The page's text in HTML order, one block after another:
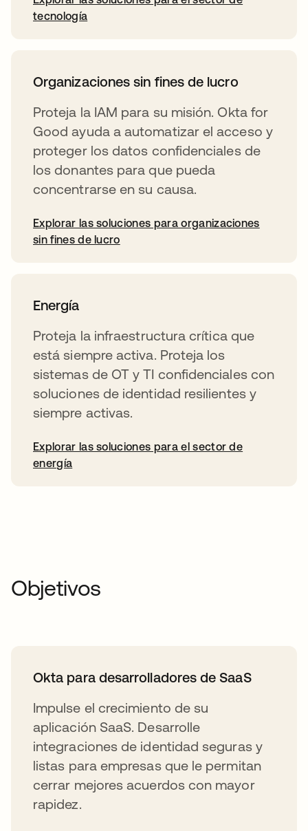
tecnología
Organizaciones sin fines de lucro
Proteja la IAM para su misión. Okta for
Good ayuda a automatizar el acceso y
proteger los datos confidenciales de
los donantes para que pueda
concentrarse en su causa.
Explorar las soluciones para organizaciones
sin fines de lucro
Energía
Proteja la infraestructura crítica que
está siempre activa. Proteja los
sistemas de OT y TI confidenciales con
soluciones de identidad resilientes y
siempre activas.
Explorar las soluciones para el sector de
energía
Objetivos
Okta para desarrolladores de SaaS
Impulse el crecimiento de su
aplicación SaaS. Desarrolle
integraciones de identidad seguras y
listas para empresas que le permitan
cerrar mejores acuerdos con mayor
rapidez.